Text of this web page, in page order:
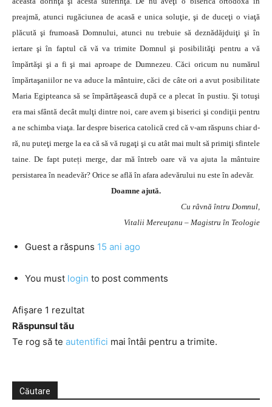
preajmă, atunci rugăciunea de acasă e unica soluţie, şi de duceţi o viaţă
plăcută şi frumoasă Domnului, atunci nu trebuie să deznădăjduiţi şi în
iertare şi în faptul că vă va trimite Domnul şi posibilităţi pentru a vă
împărtăşi şi a fi şi mai aproape de Dumnezeu. Căci oricum nu numărul
împărtaşaniilor ne va aduce la mântuire, căci de câte ori a avut posibilitate
Maria Egipteanca să se împărtăşească după ce a plecat în pustiu. Şi totuşi
era mai sfântă decât mulţi dintre noi, care avem şi biserici şi condiţii pentru
a ne schimba viaţa. Iar despre biserica catolică cred că v-am răspuns chiar d-
ră, nu puteţi merge la ea că să vă rugaţi şi cu atât mai mult să primiţi sfintele
taine. De fapt puteți merge, dar mă întreb oare vă va ajuta la mântuire
persistarea în neadevăr? Orice se află în afara adevărului nu este în adevăr.
Doamne ajută.
Cu râvnă întru Domnul,
Vitalii Mereuţanu – Magistru în Teologie
Guest a răspuns 15 ani ago
You must login to post comments
Afișare 1 rezultat
Răspunsul tău
Te rog să te autentifici mai întâi pentru a trimite.
Căutare